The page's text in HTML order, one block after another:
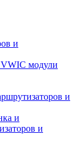
и
модули
и
и
и